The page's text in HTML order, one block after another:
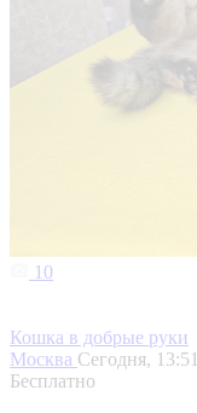
10
Кошка в добрые руки
Москва Сегодня, 13:51
Бесплатно